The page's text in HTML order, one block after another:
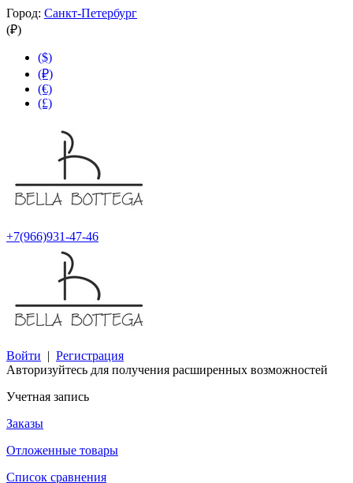
Город: Санкт-Петербург
(₽)
($)
(₽)
(€)
(£)
+7(966)931-47-46
Войти | Регистрация
Авторизуйтесь для получения расширенных возможностей
Учетная запись
Заказы
Отложенные товары
Список сравнения